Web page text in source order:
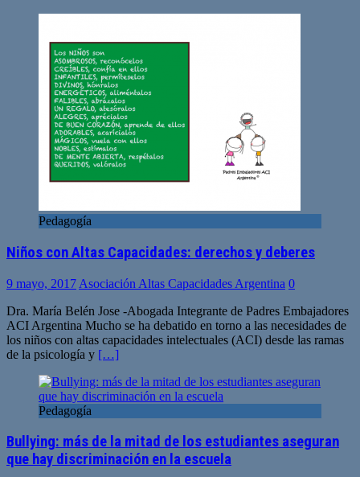
Pedagogía
Niños con Altas Capacidades: derechos y deberes
9 mayo, 2017 Asociación Altas Capacidades Argentina 0
Dra. María Belén Jose -Abogada Integrante de Padres Embajadores
ACI Argentina Mucho se ha debatido en torno a las necesidades de
los niños con altas capacidades intelectuales (ACI) desde las ramas
de la psicología y […]
Pedagogía
Bullying: más de la mitad de los estudiantes aseguran
que hay discriminación en la escuela